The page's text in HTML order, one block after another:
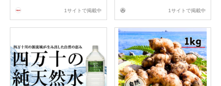
1サイトで掲載中 1サイトで掲載中